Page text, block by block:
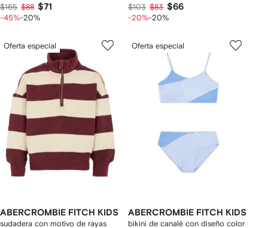
$165 $88 $71
-45%-20%
$103 $83 $66
-20%-20%
Oferta especial
ABERCROMBIE FITCH KIDS
sudadera con motivo de rayas
Oferta especial
ABERCROMBIE FITCH KIDS
bikini de canalé con diseño color